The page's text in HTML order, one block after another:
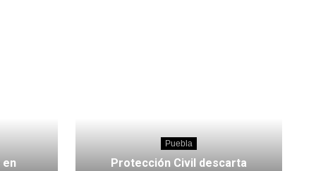
en
Puebla
Protección Civil descarta